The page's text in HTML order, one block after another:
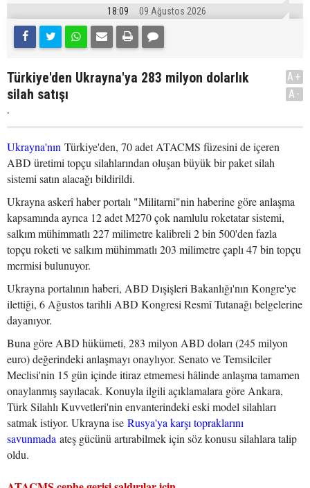
18:09 09 Ağustos 2026
Türkiye'den Ukrayna'ya 283 milyon dolarlık
silah satışı
.
A+
A-
Ukrayna'nın Türkiye'den, 70 adet ATACMS füzesini de içeren
ABD üretimi topçu silahlarından oluşan büyük bir paket silah
sistemi satın alacağı bildirildi.
Ukrayna askerî haber portalı "Militarni"nin haberine göre anlaşma
kapsamında ayrıca 12 adet M270 çok namlulu roketatar sistemi,
salkım mühimmatlı 227 milimetre kalibreli 2 bin 500'den fazla
topçu roketi ve salkım mühimmatlı 203 milimetre çaplı 47 bin topçu
mermisi bulunuyor.
Ukrayna portalının haberi, ABD Dışişleri Bakanlığı'nın Kongre'ye
ilettiği, 6 Ağustos tarihli ABD Kongresi Resmî Tutanağı belgelerine
dayanıyor.
Buna göre ABD hükümeti, 283 milyon ABD doları (245 milyon
euro) değerindeki anlaşmayı onaylıyor. Senato ve Temsilciler
Meclisi'nin 15 gün içinde itiraz etmemesi hâlinde anlaşma tamamen
onaylanmış sayılacak. Konuyla ilgili açıklamalara göre Ankara,
Türk Silahlı Kuvvetleri'nin envanterindeki eski model silahları
satmak istiyor. Ukrayna ise Rusya'ya karşı topraklarını
savunmada ateş gücünü artırabilmek için söz konusu silahlara talip
oldu.